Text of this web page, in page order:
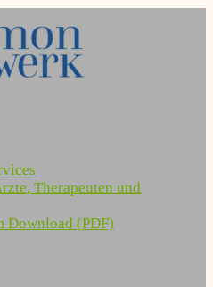
Therapeuten und
Download (PDF)